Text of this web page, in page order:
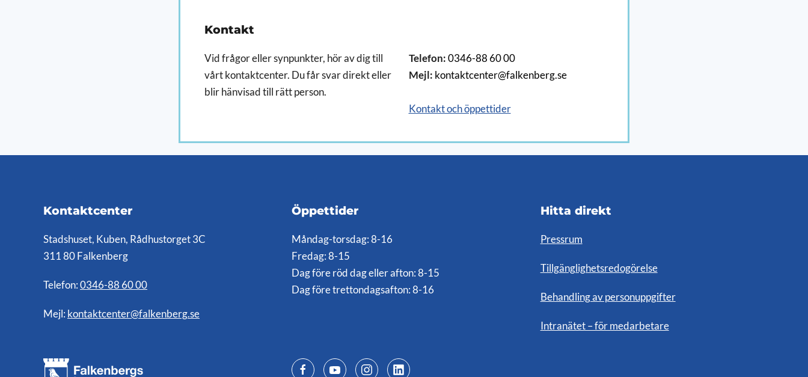
Kontakt
Vid frågor eller synpunkter, hör av dig till
vårt kontaktcenter. Du får svar direkt eller
blir hänvisad till rätt person.
Telefon: 0346-88 60 00
Mejl: kontaktcenter@falkenberg.se
Kontakt och öppettider
Kontaktcenter
Stadshuset, Kuben, Rådhustorget 3C
311 80 Falkenberg
Telefon: 0346-88 60 00
Mejl: kontaktcenter@falkenberg.se
Öppettider
Måndag-torsdag: 8-16
Fredag: 8-15
Dag före röd dag eller afton: 8-15
Dag före trettondagsafton: 8-16
Hitta direkt
Pressrum
Tillgänglighetsredogörelse
Behandling av personuppgifter
Intranätet – för medarbetare